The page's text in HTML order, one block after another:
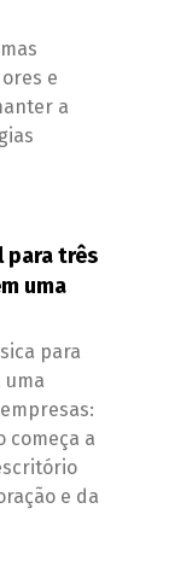
e
a
para três
uma
para
começa a
e da